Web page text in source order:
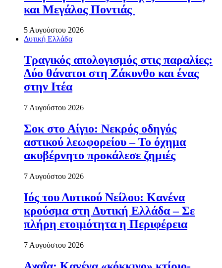
και Μεγάλος Ποντιάς
5 Αυγούστου 2026
Δυτική Ελλάδα
Τραγικός απολογισμός στις παραλίες:
Δύο θάνατοι στη Ζάκυνθο και ένας
στην Ιτέα
7 Αυγούστου 2026
Σοκ στο Αίγιο: Νεκρός οδηγός
αστικού λεωφορείου – Το όχημα
ακυβέρνητο προκάλεσε ζημιές
7 Αυγούστου 2026
Ιός του Δυτικού Νείλου: Κανένα
κρούσμα στη Δυτική Ελλάδα – Σε
πλήρη ετοιμότητα η Περιφέρεια
7 Αυγούστου 2026